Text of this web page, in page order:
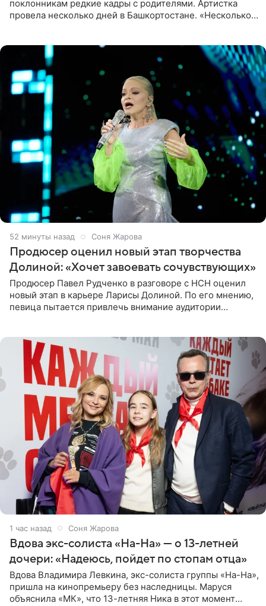
поклонникам редкие кадры с родителями. Артистка
провела несколько дней в Башкортостане. «Несколько
52 минуты назад Соня Жарова
Продюсер оценил новый этап творчества
Долиной: «Хочет завоевать сочувствующих»
Продюсер Павел Рудченко в разговоре с НСН оценил
новый этап в карьере Ларисы Долиной. По его мнению,
певица пытается привлечь внимание аудитории
1 час назад Соня Жарова
Вдова экс-солиста «На-На» — о 13-летней
дочери: «Надеюсь, пойдет по стопам отца»
Вдова Владимира Левкина, экс-солиста группы «На-На»,
пришла на кинопремьеру без наследницы. Маруся
объяснила «МК», что 13-летняя Ника в этот момент